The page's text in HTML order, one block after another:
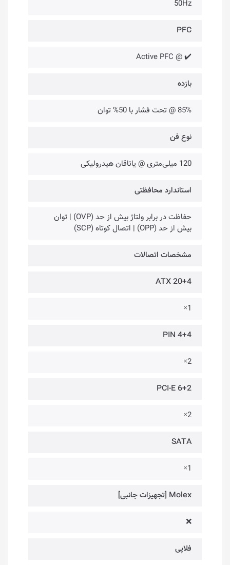
50Hz
PFC
✔️ @ Active PFC
بازده
85% @ تحت فشار با 50% توان
نوع فن
120 میلی‌متری @ یاتاقان هیدرولیکی
استاندارد محافظتی
حفاظت در برابر ولتاژ بیش‌ از حد (OVP) | توان
بیش‌ از حد (OPP) | اتصال کوتاه (SCP)
مشخصات اتصالات
ATX 20+4
1×
4+4 PIN
2×
PCI-E 6+2
2×
SATA
1×
Molex [تجهیزات جانبی]
❌
فلاپی